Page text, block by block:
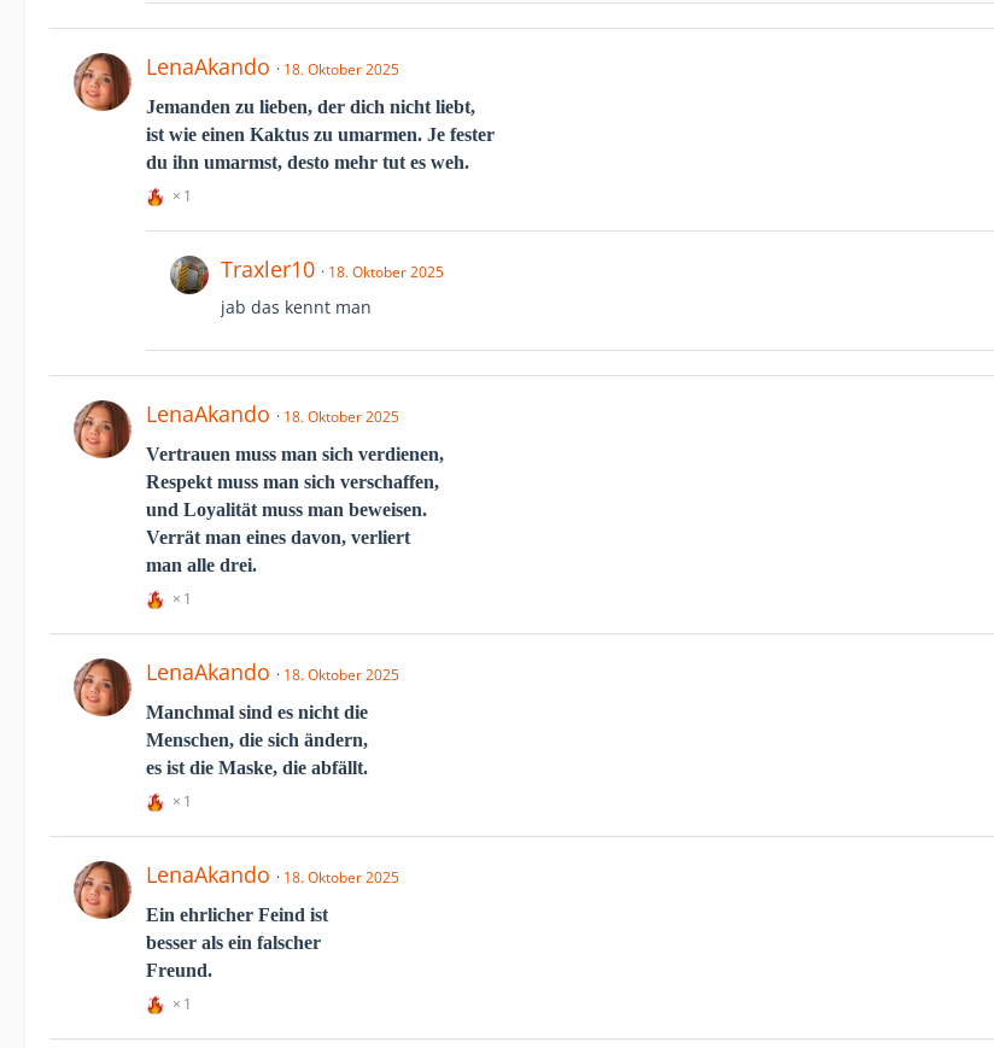
LenaAkando
18. Oktober 2025
Jemanden zu lieben, der dich nicht liebt,
ist wie einen Kaktus zu umarmen. Je fester
du ihn umarmst, desto mehr tut es weh.
1
Traxler10 18. Oktober 2025
jab das kennt man
LenaAkando
18. Oktober 2025
Vertrauen muss man sich verdienen,
Respekt muss man sich verschaffen,
und Loyalität muss man beweisen.
Verrät man eines davon, verliert
man alle drei.
1
LenaAkando
18. Oktober 2025
Manchmal sind es nicht die
Menschen, die sich ändern,
es ist die Maske, die abfällt.
1
LenaAkando
18. Oktober 2025
Ein ehrlicher Feind ist
besser als ein falscher
Freund.
1